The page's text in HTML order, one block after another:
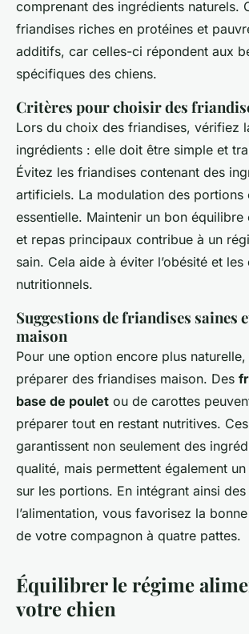
comprenant des ingrédients naturels.
friandises riches en protéines et
additifs, car celles-ci répondent aux
spécifiques des chiens.
Critères pour choisir des
Lors du choix des friandises, vérifiez
ingrédients : elle doit être simple et
Évitez les friandises contenant des
artificiels. La modulation des portions
essentielle. Maintenir un bon équilibre
et repas principaux contribue à un
sain. Cela aide à éviter l’obésité et
nutritionnels.
Suggestions de friandises saines
maison
Pour une option encore plus
préparer des friandises maison. Des
base de poulet ou de carottes
préparer tout en restant nutritives.
garantissent non seulement des
qualité, mais permettent également
sur les portions. En intégrant ainsi
l’alimentation, vous favorisez la
de votre compagnon à quatre pattes.
Équilibrer le régime
votre chien